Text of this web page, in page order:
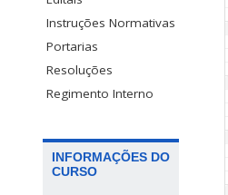
Instruções Normativas
Portarias
Resoluções
Regimento Interno
INFORMAÇÕES DO
CURSO